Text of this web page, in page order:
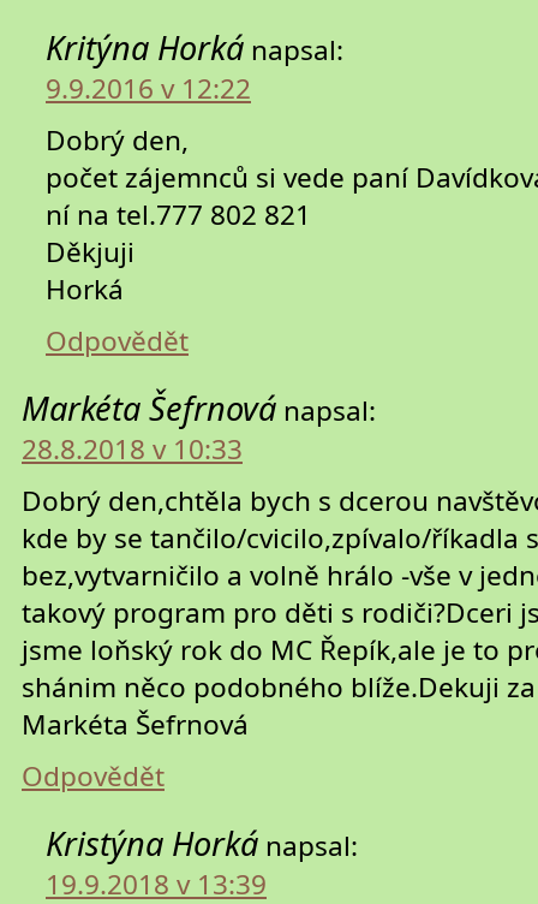
Kritýna Horká napsal:
9.9.2016 v 12:22
Dobrý den,
počet zájemnců si vede paní
ní na tel.777 802 821
Děkjuji
Horká
Odpovědět
Markéta Šefrnová napsal:
28.8.2018 v 10:33
Dobrý den,chtěla bych s dcerou
kde by se tančilo/cvicilo,zpívalo/říkadla
bez,vytvarničilo a volně hrálo -vše v
takový program pro děti s rodiči?Dceri
jsme loňský rok do MC Řepík,ale je to
shánim něco podobného blíže.Dekuji
Markéta Šefrnová
Odpovědět
Kristýna Horká napsal:
19.9.2018 v 13:39